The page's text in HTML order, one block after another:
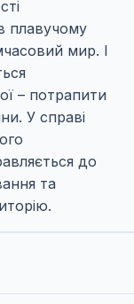
плавучому
мир. І
– потрапити
У справі
до
та